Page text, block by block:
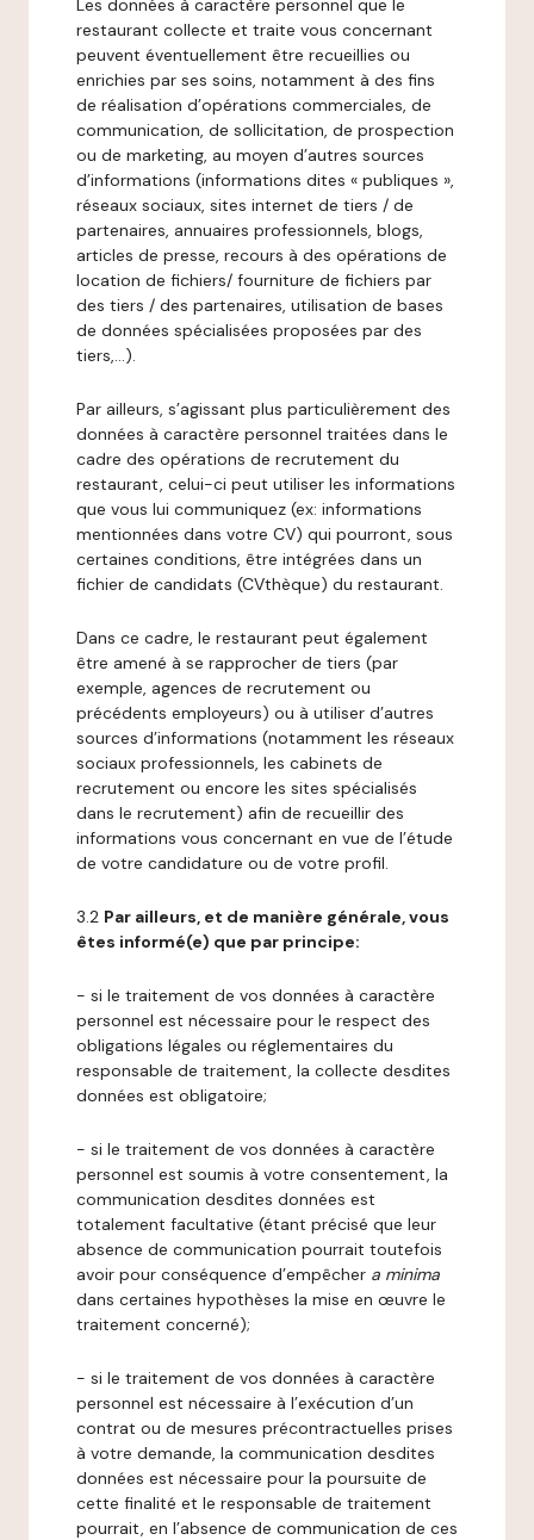
Les données à caractère personnel que le
restaurant collecte et traite vous concernant
peuvent éventuellement être recueillies ou
enrichies par ses soins, notamment à des fins
de réalisation d’opérations commerciales, de
communication, de sollicitation, de prospection
ou de marketing, au moyen d’autres sources
d’informations (informations dites « publiques »,
réseaux sociaux, sites internet de tiers / de
partenaires, annuaires professionnels, blogs,
articles de presse, recours à des opérations de
location de fichiers/ fourniture de fichiers par
des tiers / des partenaires, utilisation de bases
de données spécialisées proposées par des
tiers,…).
Par ailleurs, s’agissant plus particulièrement des
données à caractère personnel traitées dans le
cadre des opérations de recrutement du
restaurant, celui-ci peut utiliser les informations
que vous lui communiquez (ex: informations
mentionnées dans votre CV) qui pourront, sous
certaines conditions, être intégrées dans un
fichier de candidats (CVthèque) du restaurant.
Dans ce cadre, le restaurant peut également
être amené à se rapprocher de tiers (par
exemple, agences de recrutement ou
précédents employeurs) ou à utiliser d’autres
sources d’informations (notamment les réseaux
sociaux professionnels, les cabinets de
recrutement ou encore les sites spécialisés
dans le recrutement) afin de recueillir des
informations vous concernant en vue de l’étude
de votre candidature ou de votre profil.
3.2 Par ailleurs, et de manière générale, vous
êtes informé(e) que par principe:
- si le traitement de vos données à caractère
personnel est nécessaire pour le respect des
obligations légales ou réglementaires du
responsable de traitement, la collecte desdites
données est obligatoire;
- si le traitement de vos données à caractère
personnel est soumis à votre consentement, la
communication desdites données est
totalement facultative (étant précisé que leur
absence de communication pourrait toutefois
avoir pour conséquence d’empêcher a minima
dans certaines hypothèses la mise en œuvre le
traitement concerné);
- si le traitement de vos données à caractère
personnel est nécessaire à l’exécution d’un
contrat ou de mesures précontractuelles prises
à votre demande, la communication desdites
données est nécessaire pour la poursuite de
cette finalité et le responsable de traitement
pourrait, en l’absence de communication de ces